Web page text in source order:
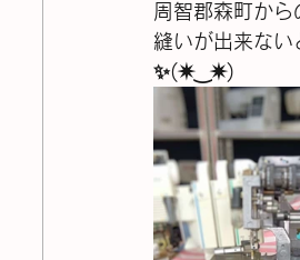
周智郡森町か
縫いが出来ない
✨(⁠✷⁠‿⁠✷⁠)